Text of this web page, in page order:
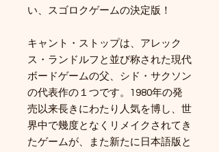
い、スゴロクゲームの決定版！
キャント・ストップは、アレック
ス・ランドルフと並び称された現代
ボードゲームの父、シド・サクソン
の代表作の１つです。1980年の発
売以来長きにわたり人気を博し、世
界中で幾度となくリメイクされてき
たゲームが、また新たに日本語版と